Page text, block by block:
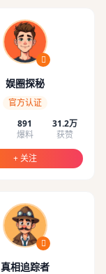
娱圈探秘
官方认证
891
爆料
31.2万
获赞
+ 关注
真相追踪者